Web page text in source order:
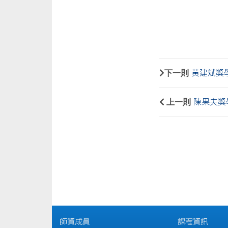
下一則 黃建斌獎
上一則 陳果夫獎
師資成員 課程資訊